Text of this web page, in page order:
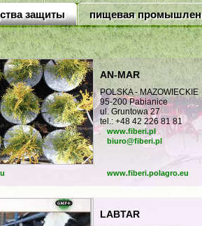
защиты
пищевая
AN-MAR
POLSKA - MAZOWIECKIE
95-200 Pabianice
ul. Gruntowa 27
tel.: +48 42 226 81 81
www.fiberi.pl
biuro@fiberi.pl
www.fiberi.polagro.eu
LABTAR